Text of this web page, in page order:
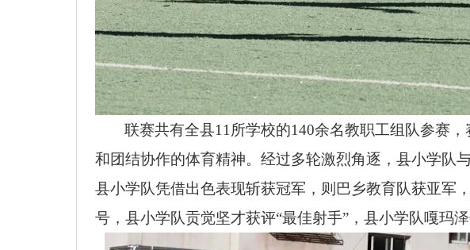
联赛共有全县11所学校的140余名教职工组队参赛
和团结协作的体育精神。经过多轮激烈角逐，县小学队
县小学队凭借出色表现斩获冠军，则巴乡教育队获亚军
号，县小学队贡觉坚才获评“最佳射手”，县小学队嘎玛泽